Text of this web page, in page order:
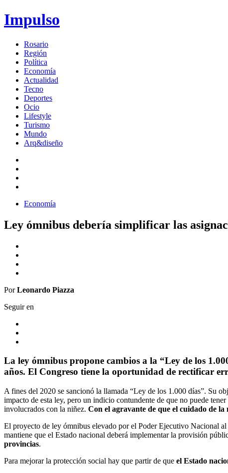
Impulso
Rosario
Región
Política
Economía
Actualidad
Tecno
Deportes
Ocio
Lifestyle
Turismo
Mundo
Arq&diseño
Economía
Ley ómnibus debería simplificar las
PorLeonardo Piazza
Seguir en
La ley ómnibus propone cambios a la “Ley de los
años. El Congreso tiene la oportunidad de rectificar
A fines del 2020 se sancionó la llamada “Ley de los 1.000 días”. Su
impacto de esta ley, pero un indicio contundente de que no puede
involucrados con la niñez. Con el agravante de que el cuidado de
El proyecto de ley ómnibus elevado por el Poder Ejecutivo Nacional
mantiene que el Estado nacional deberá implementar la provisión
provincias.
Para mejorar la protección social hay que partir de que el Estado